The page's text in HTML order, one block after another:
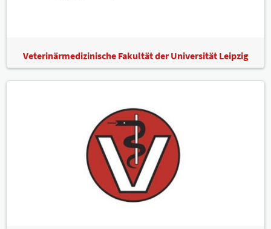
Veterinärmedizinische Fakultät der Universität Leipzig